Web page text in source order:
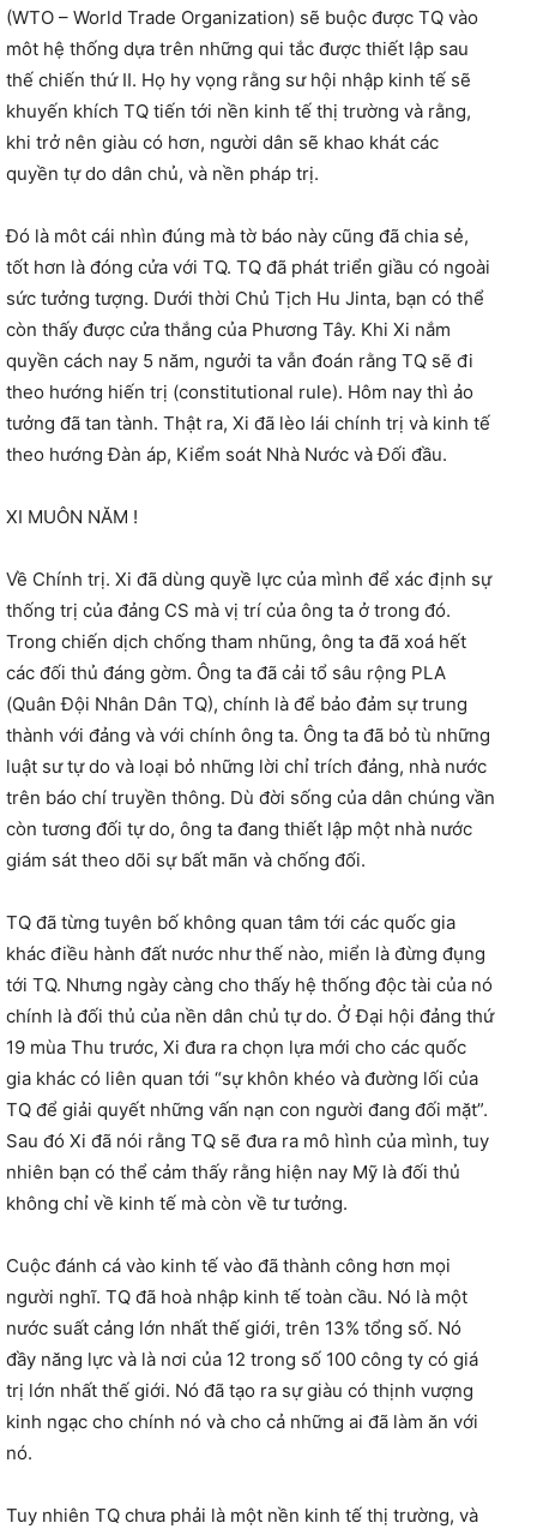
(WTO – World Trade Organization) sẽ buộc được TQ vào
môt hệ thống dựa trên những qui tắc được thiết lập sau
thế chiến thứ II. Họ hy vọng rằng sư hội nhập kinh tế sẽ
khuyến khích TQ tiến tới nền kinh tế thị trường và rằng,
khi trở nên giàu có hơn, người dân sẽ khao khát các
quyền tự do dân chủ, và nền pháp trị.
Đó là môt cái nhìn đúng mà tờ báo này cũng đã chia sẻ,
tốt hơn là đóng cửa với TQ. TQ đã phát triển giầu có ngoài
sức tưởng tượng. Dưới thời Chủ Tịch Hu Jinta, bạn có thể
còn thấy được cửa thắng của Phương Tây. Khi Xi nắm
quyền cách nay 5 năm, ngưởi ta vẫn đoán rằng TQ sẽ đi
theo hướng hiến trị (constitutional rule). Hôm nay thì ảo
tưởng đã tan tành. Thật ra, Xi đã lèo lái chính trị và kinh tế
theo hướng Đàn áp, Kiểm soát Nhà Nước và Đối đầu.
XI MUÔN NĂM !
Về Chính trị. Xi đã dùng quyề lực của mình để xác định sự
thống trị của đảng CS mà vị trí của ông ta ở trong đó.
Trong chiến dịch chống tham nhũng, ông ta đã xoá hết
các đối thủ đáng gờm. Ông ta đã cải tổ sâu rộng PLA
(Quân Đội Nhân Dân TQ), chính là để bảo đảm sự trung
thành với đảng và với chính ông ta. Ông ta đã bỏ tù những
luật sư tự do và loại bỏ những lời chỉ trích đảng, nhà nước
trên báo chí truyền thông. Dù đời sống của dân chúng vần
còn tương đối tự do, ông ta đang thiết lập một nhà nước
giám sát theo dõi sự bất mãn và chống đối.
TQ đã từng tuyên bố không quan tâm tới các quốc gia
khác điều hành đất nước như thế nào, miển là đừng đụng
tới TQ. Nhưng ngày càng cho thấy hệ thống độc tài của nó
chính là đối thủ của nền dân chủ tự do. Ở Đại hội đảng thứ
19 mùa Thu trước, Xi đưa ra chọn lựa mới cho các quốc
gia khác có liên quan tới “sự khôn khéo và đường lối của
TQ để giải quyết những vấn nạn con người đang đối mặt”.
Sau đó Xi đã nói rằng TQ sẽ đưa ra mô hình của mình, tuy
nhiên bạn có thể cảm thấy rằng hiện nay Mỹ là đối thủ
không chỉ về kinh tế mà còn về tư tưởng.
Cuộc đánh cá vào kinh tế vào đã thành công hơn mọi
người nghĩ. TQ đã hoà nhập kinh tế toàn cầu. Nó là một
nước suất cảng lớn nhất thế giới, trên 13% tổng số. Nó
đầy năng lực và là nơi của 12 trong số 100 công ty có giá
trị lớn nhất thế giới. Nó đã tạo ra sự giàu có thịnh vượng
kinh ngạc cho chính nó và cho cả những ai đã làm ăn với
nó.
Tuy nhiên TQ chưa phải là một nền kinh tế thị trường, và